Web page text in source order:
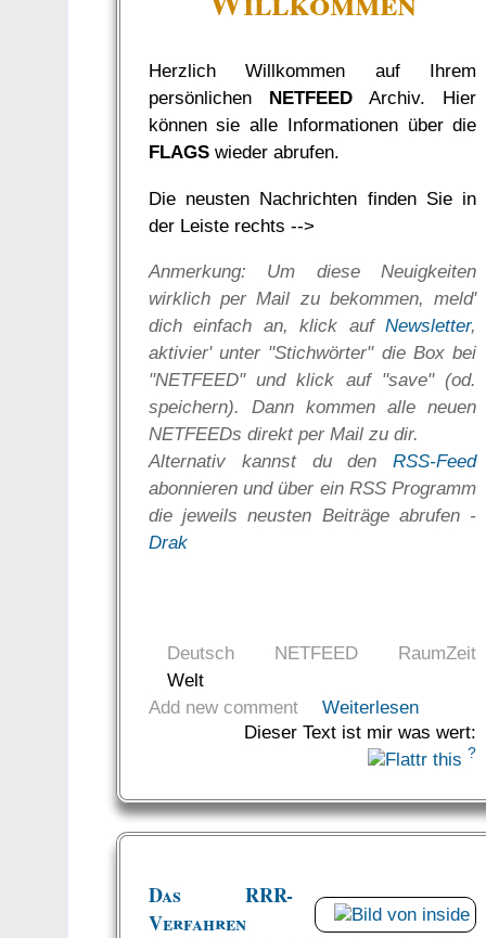
Herzlich Willkommen auf Ihrem
persönlichen NETFEEDArchiv. Hier
können sie alle Informationen über die
FLAGSwieder abrufen.
Die neusten Nachrichten finden Sie in
der Leiste rechts -->
Anmerkung: Um diese Neuigkeiten
wirklich per Mail zu bekommen, meld'
dich einfach an, klick aufNewsletter,
aktivier' unter "Stichwörter" die Box bei
"NETFEED" und klick auf "save" (od.
speichern). Dann kommen alle neuen
NETFEEDs direkt per Mail zu dir.
Alternativ kannst du denRSS-Feed
abonnieren und über ein RSS Programm
die jeweils neusten Beiträge abrufen -
Drak
Deutsch NETFEED
RaumZeit
Welt
Add new comment
Weiterlesen
Dieser Text ist mir was wert:
?
Das RRR-
Verfahren